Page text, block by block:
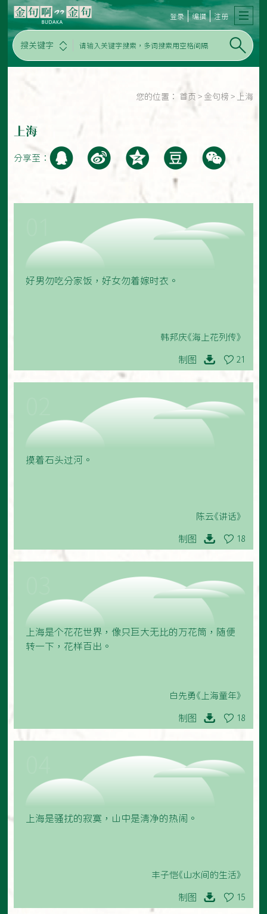
搜关键字
登录 编撰 注册
您的位置： 首页 > 金句榜 > 上海
上海
分享至：
好男勿吃分家饭，好女勿着嫁时衣。
韩邦庆《海上花列传》
制图 21
摸着石头过河。
陈云《讲话》
制图 18
上海是个花花世界，像只巨大无比的万花筒，随便
转一下，花样百出。
白先勇《上海童年》
制图 18
上海是骚扰的寂寞，山中是清净的热闹。
丰子恺《山水间的生活》
制图 15